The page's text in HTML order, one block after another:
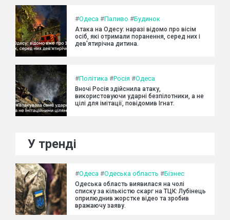
#Одеса #Паливо #Будинок
Атака на Одесу: наразі відомо про вісім
осіб, які отримали поранення, серед них і
дев'ятирічна дитина.
#Політика #Росія #Одеса
Вночі Росія здійснила атаку,
використовуючи ударні безпілотники, а не
цілі для імітації, повідомив Ігнат.
У тренді
#Одеса #Одеська область #Бізнес
Одеська область виявилася на чолі
списку за кількістю скарг на ТЦК: Лубінець
оприлюднив жорстке відео та зробив
вражаючу заяву.